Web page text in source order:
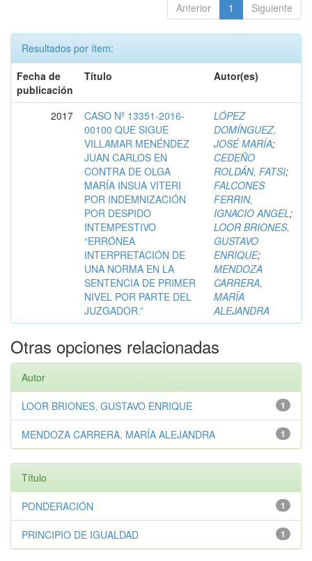
Anterior 1 Siguiente
Resultados por ítem:
Fecha de
publicación
Título Autor(es)
2017
CASO Nº 13351-2016-
00100 QUE SIGUE
VILLAMAR MENÉNDEZ
JUAN CARLOS EN
CONTRA DE OLGA
MARÍA INSUA VITERI
POR INDEMNIZACIÓN
POR DESPIDO
INTEMPESTIVO
“ERRÓNEA
INTERPRETACIÓN DE
UNA NORMA EN LA
SENTENCIA DE PRIMER
NIVEL POR PARTE DEL
JUZGADOR.”
LÓPEZ
DOMÍNGUEZ,
JOSÉ MARÍA;
CEDEÑO
ROLDÁN, FATSI;
FALCONES
FERRIN,
IGNACIO ANGEL;
LOOR BRIONES,
GUSTAVO
ENRIQUE;
MENDOZA
CARRERA,
MARÍA
ALEJANDRA
Otras opciones relacionadas
Autor
1
LOOR BRIONES, GUSTAVO ENRIQUE
1
MENDOZA CARRERA, MARÍA ALEJANDRA
Título
1
PONDERACIÓN
1
PRINCIPIO DE IGUALDAD